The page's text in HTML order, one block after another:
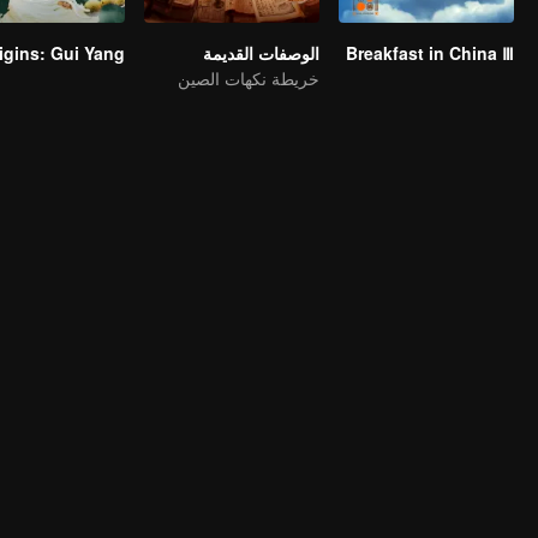
Breakfast in China Ⅲ
الوصفات القديمة
خريطة نكهات الصين